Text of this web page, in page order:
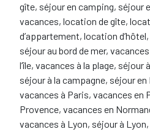
gîte, séjour en camping, séjour
vacances, location de gîte,
d’appartement, location
séjour au bord de mer,
l’île, vacances à la plage, séjour
séjour à la campagne, séjour
vacances à Paris, vacances en
Provence, vacances en
vacances à Lyon, séjour à